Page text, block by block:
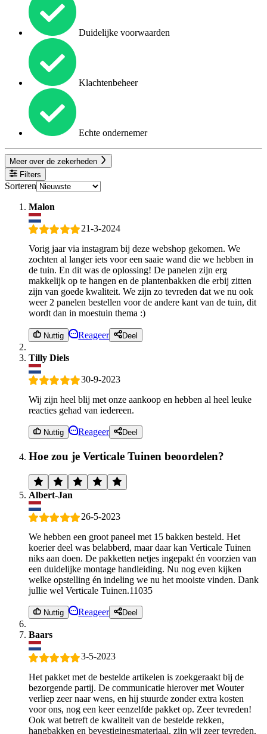
Duidelijke voorwaarden
Klachtenbeheer
Echte ondernemer
Meer over de zekerheden
Filters
Sorteren
Malon
21-3-2024
Vorig jaar via instagram bij deze webshop gekomen. We
zochten al langer iets voor een saaie wand die we hebben in
de tuin. En dit was de oplossing! De panelen zijn erg
makkelijk op te hangen en de plantenbakken die erbij zitten
zijn van goede kwaliteit. We zijn zo tevreden dat we nu ook
weer 2 panelen bestellen voor de andere kant van de tuin, dit
wordt dan in moestuin thema :)
Nuttig Reageer Deel
Tilly Diels
30-9-2023
Wij zijn heel blij met onze aankoop en hebben al heel leuke
reacties gehad van iedereen.
Nuttig Reageer Deel
Hoe zou je Verticale Tuinen beoordelen?
Albert-Jan
26-5-2023
We hebben een groot paneel met 15 bakken besteld. Het
koerier deel was belabberd, maar daar kan Verticale Tuinen
niks aan doen. De pakketten netjes ingepakt én voorzien van
een duidelijke montage handleiding. Nu nog even kijken
welke opstelling én indeling we nu het mooiste vinden. Dank
jullie wel Verticale Tuinen.11035
Nuttig Reageer Deel
Baars
3-5-2023
Het pakket met de bestelde artikelen is zoekgeraakt bij de
bezorgende partij. De communicatie hierover met Wouter
verliep zeer naar wens, en hij stuurde zonder extra kosten
voor ons, nog een keer eenzelfde pakket op. Zeer tevreden!
Ook wat betreft de kwaliteit van de bestelde rekken,
hangbakken en bevestigingsmateriaal, zijn wij zeer tevreden.